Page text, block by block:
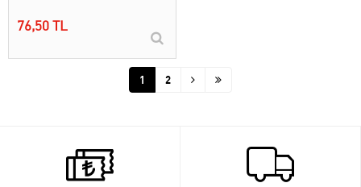
76,50 TL
1 2